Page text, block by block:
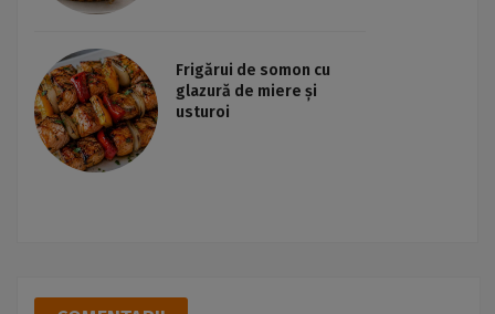
Frigărui de somon cu
glazură de miere și
usturoi